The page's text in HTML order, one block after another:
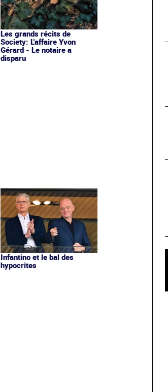
Les grands récits de
Society: L'affaire Yvon
Gérard - Le notaire a
disparu
Infantino et le bal des
hypocrites